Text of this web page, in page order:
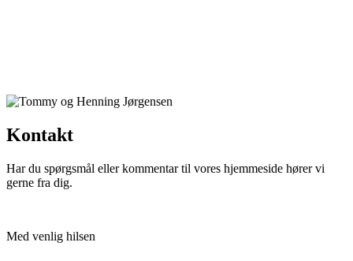
Kontakt
Har du spørgsmål eller kommentar til vores hjemmeside hører vi
gerne fra dig.
Med venlig hilsen